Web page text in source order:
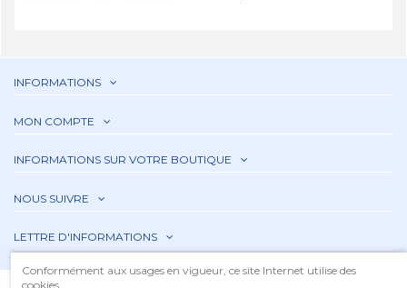
INFORMATIONS
MON COMPTE
INFORMATIONS SUR VOTRE BOUTIQUE
NOUS SUIVRE
LETTRE D'INFORMATIONS
Conformément aux usages en vigueur, ce site Internet utilise des
cookies.